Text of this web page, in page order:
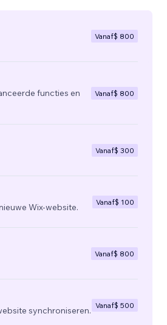
Vanaf$ 800
functies en
Vanaf$ 800
Vanaf$ 300
Wix-website.
Vanaf$ 100
Vanaf$ 800
synchroniseren. Vanaf$ 500